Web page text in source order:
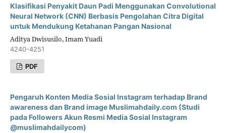
Klasifikasi Penyakit Daun Padi Menggunakan Convolutional
Neural Network (CNN) Berbasis Pengolahan Citra Digital
untuk Mendukung Ketahanan Pangan Nasional
Aditya Dwisusilo, Imam Yuadi
4240-4251
PDF
Pengaruh Konten Media Sosial Instagram terhadap Brand
awareness dan Brand image Muslimahdaily.com (Studi
pada Followers Akun Resmi Media Sosial Instagram
@muslimahdailycom)